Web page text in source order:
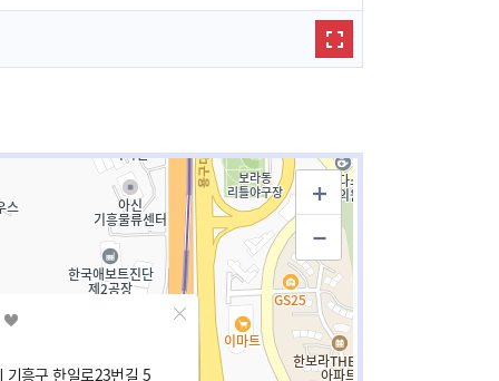
기흥구 한일로23번길 5